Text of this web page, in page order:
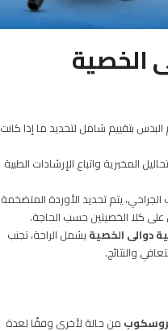
الخصية
بتقييم شامل لتحديد ما إذا كانت
المخبرية واتباع الإرشادات الطبية
يتم تحديد الأوردة المتضخمة
على كلا الخصيتين حسب الحاجة.
دوالى الخصية يشمل الراحة، تجنب
والنتائج.
من حالة لأخرى وفقًا لعدة